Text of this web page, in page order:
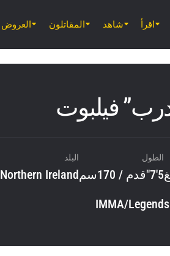
العروض المقاتلون شاهد اقرأ
فيلبوت
الطول
5'7"قدم / 170سم
البلد
Northern Ireland
IMMA/